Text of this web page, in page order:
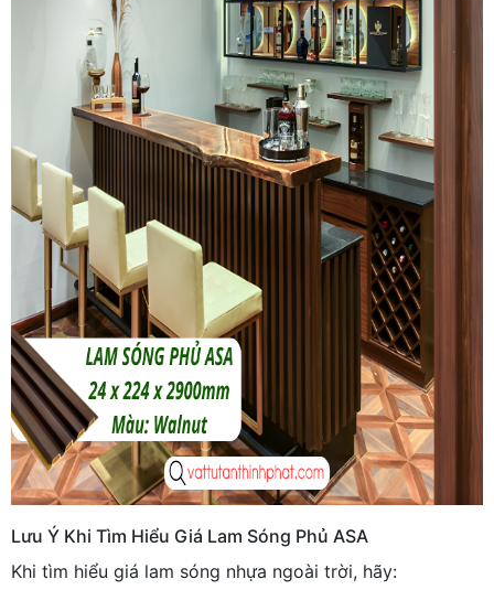
Lưu Ý Khi Tìm Hiểu Giá Lam Sóng Phủ ASA
Khi tìm hiểu giá lam sóng nhựa ngoài trời, hãy: